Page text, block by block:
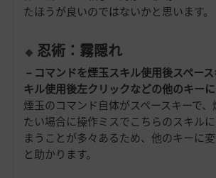
たほうが良いのではないかと思います。
忍術：霧隠れ
－コマンドを煙玉スキル使用後スペー
キル使用後左クリックなどの他のキー
煙玉のコマンド自体がスペースキーで
たい場合に操作ミスでこちらのスキル
まうことが多々あるため、他のキーに
と助かります。